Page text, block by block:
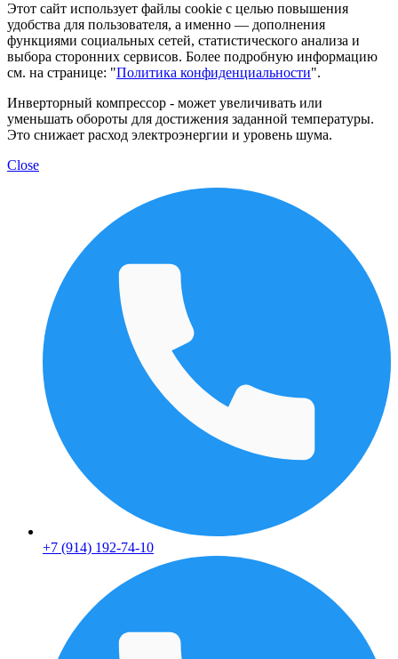
Этот сайт использует файлы cookie с целью повышения
удобства для пользователя, а именно — дополнения
функциями социальных сетей, статистического анализа и
выбора сторонних сервисов. Более подробную информацию
см. на странице: "Политика конфиденциальности".
Инверторный компрессор - может увеличивать или
уменьшать обороты для достижения заданной температуры.
Это снижает расход электроэнергии и уровень шума.
Close
+7 (914) 192-74-10